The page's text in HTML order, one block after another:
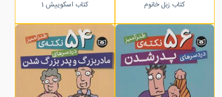
کتاب زبل خانوم کتاب اسکوییش 1